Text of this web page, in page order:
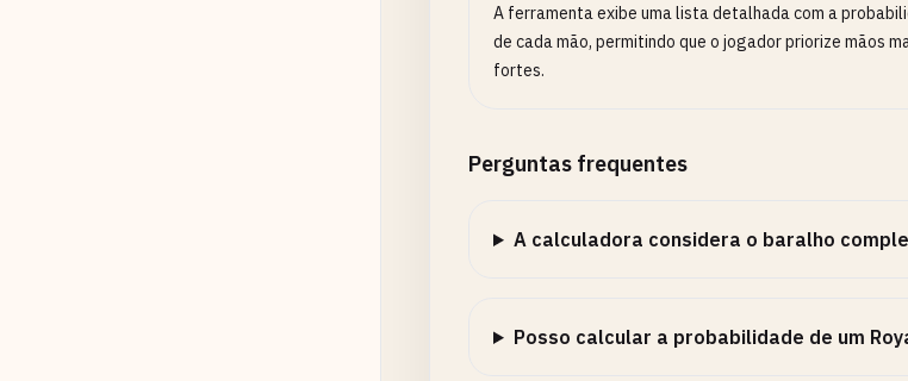
A ferramenta exibe uma lista detalhada com a
de cada mão, permitindo que o jogador priorize mãos
fortes.
Perguntas frequentes
A calculadora considera o baralho
Posso calcular a probabilidade de um